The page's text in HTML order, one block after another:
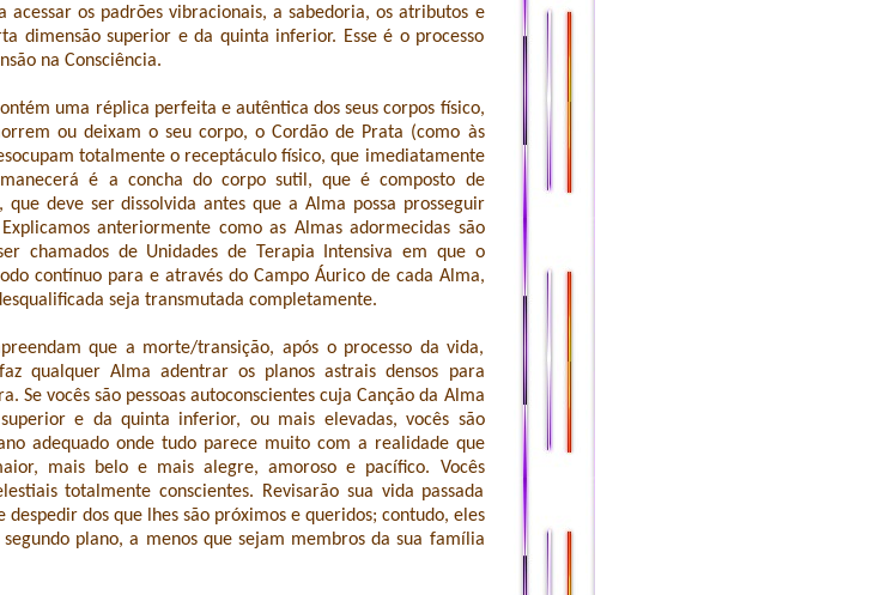
acessar os padrões vibracionais, a sabedoria, os atributos e
dimensão superior e da quinta inferior. Esse é o processo
na Consciência.
uma réplica perfeita e autêntica dos seus corpos físico,
ou deixam o seu corpo, o Cordão de Prata (como às
totalmente o receptáculo físico, que imediatamente
é a concha do corpo sutil, que é composto de
deve ser dissolvida antes que a Alma possa prosseguir
anteriormente como as Almas adormecidas são
chamados de Unidades de Terapia Intensiva em que o
contínuo para e através do Campo Áurico de cada Alma,
seja transmutada completamente.
que a morte/transição, após o processo da vida,
qualquer Alma adentrar os planos astrais densos para
Se vocês são pessoas autoconscientes cuja Canção da Alma
e da quinta inferior, ou mais elevadas, vocês são
adequado onde tudo parece muito com a realidade que
mais belo e mais alegre, amoroso e pacífico. Vocês
totalmente conscientes. Revisarão sua vida passada
despedir dos que lhes são próximos e queridos; contudo, eles
plano, a menos que sejam membros da sua família